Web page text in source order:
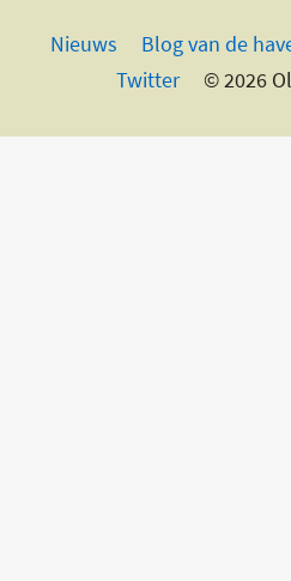
Nieuws Blog van de
Twitter
© 2026